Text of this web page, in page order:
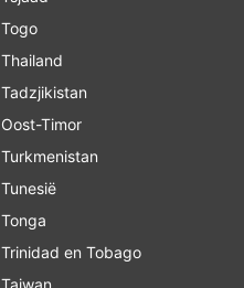
Togo
Thailand
Tadzjikistan
Oost-Timor
Turkmenistan
Tunesië
Tonga
Trinidad en Tobago
Taiwan